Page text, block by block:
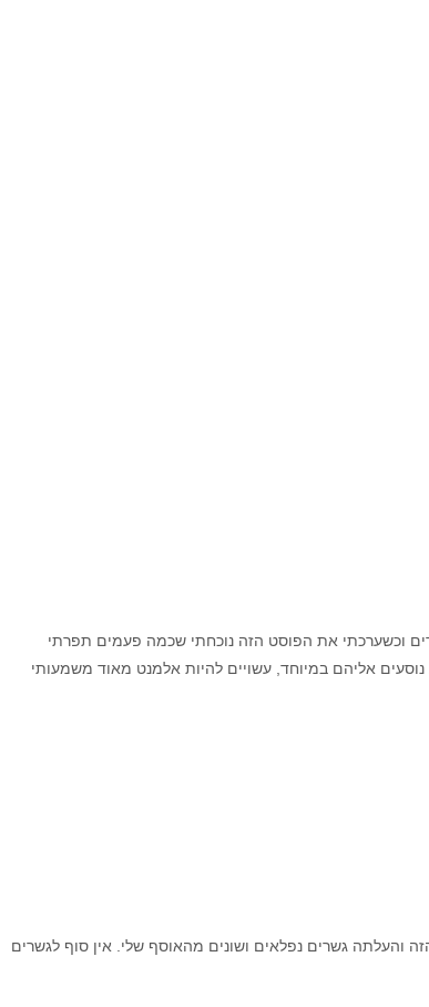
וכשערכתי את הפוסט הזה נוכחתי שכמה פעמים תפרתי
אליהם במיוחד, עשויים להיות אלמנט מאוד משמעותי
גשרים נפלאים ושונים מהאוסף שלי. אין סוף לגשרים